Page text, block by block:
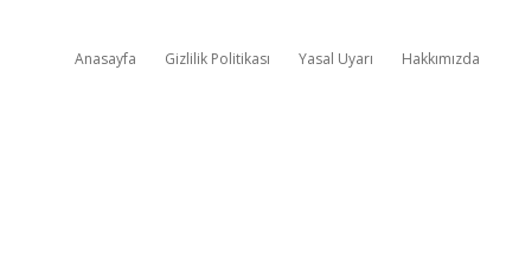
Anasayfa Gizlilik Politikası Yasal Uyarı Hakkımızda